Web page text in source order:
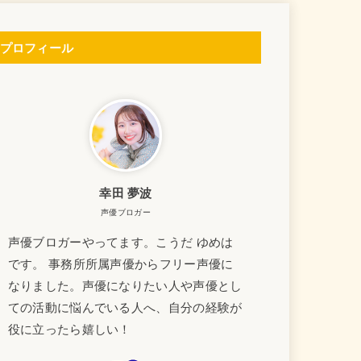
プロフィール
幸田 夢波
声優ブロガー
声優ブロガーやってます。こうだ ゆめは
です。 事務所所属声優からフリー声優に
なりました。声優になりたい人や声優とし
ての活動に悩んでいる人へ、自分の経験が
役に立ったら嬉しい！